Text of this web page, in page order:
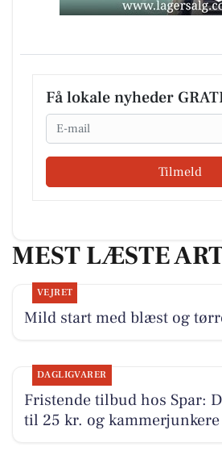
Få lokale nyheder
Email
Tilmeld
MEST LÆSTE
VEJRET
Mild start med blæst og
DAGLIGVARER
Fristende tilbud hos Spar:
til 25 kr. og